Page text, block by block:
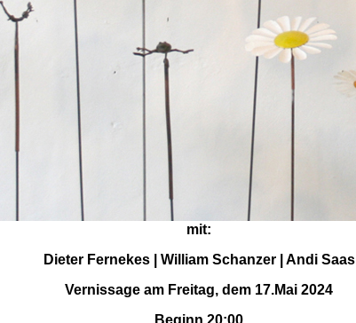
mit:
Dieter Fernekes | William Schanzer | Andi Saas
Vernissage am Freitag, dem 17.Mai 2024
Beginn 20:00